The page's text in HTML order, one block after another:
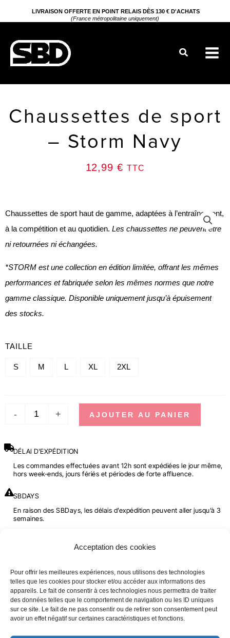
Acceptation des cookies
Pour offrir les meilleures expériences, nous utilisons des technologies
telles que les cookies pour stocker et/ou accéder aux informations des
appareils. Le fait de consentir à ces technologies nous permettra de traiter
des données telles que le comportement de navigation ou les ID uniques
sur ce site. Le fait de ne pas consentir ou de retirer son consentement peut
avoir un effet négatif sur certaines caractéristiques et fonctions.
au
LIVRAISON OFFERTE EN POINT RELAIS DÈS 130 € D'ACHATS
(France métropolitaine uniquement)
Rechercher
Chaussettes de sport
– Storm Navy
12,99 € TTC
Chaussettes de sport haut de gamme, adaptées à l’entraînement,
à la compétition et au quotidien. Les chaussettes ne peuvent être
ni retournées ni échangées.
*STORM est une collection en édition limitée, offrant les mêmes
performances et fabriquée selon les mêmes normes que notre
gamme classique. Disponible uniquement jusqu’à épuisement
des stocks.
TAILLE
S M L XL 2XL
-
QUANTITÉ
NAVY
+ AJOUTER AU PANIER
DÉLAI D'EXPÉDITION
Les commandes effectuées avant 12h sont expédiées le jour même,
hors week-ends, jours fériés et périodes de forte affluence.
SBDAYS
En raison des SBDays, les délais d’expédition peuvent aller jusqu’à 3
semaines.
Guide des tailles
TAILLE TAILLE EU
S < 38
M 39 - 42